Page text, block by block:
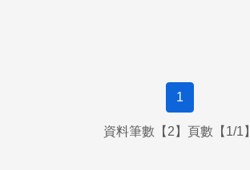
1
資料筆數【2】頁數【1/1】